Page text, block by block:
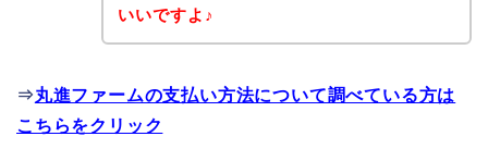
いいですよ♪
⇒丸進ファームの支払い方法について調べている方は
こちらをクリック